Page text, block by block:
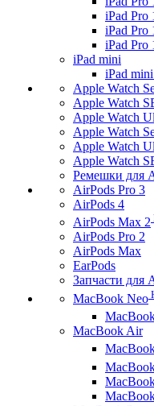
iPad Pro
iPad Pro
iPad Pro
iPad mini
iPad
Apple Watch
Apple Watch
Apple Watch
Apple Watch
Apple Watch
Apple Watch
Ремешки для
AirPods Pro 3
AirPods 4
AirPods Max 2
AirPods Pro 2
AirPods Max
EarPods
Запчасти для
MacBook Neo
MacBook Air